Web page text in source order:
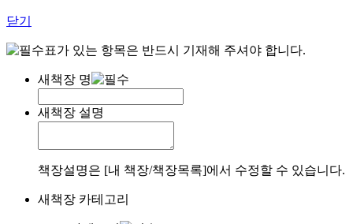
닫기
표가 있는 항목은 반드시 기재해 주셔야 합니다.
새책장 명
새책장 설명
책장설명은 [내 책장/책장목록]에서 수정할 수 있습니다.
새책장 카테고리